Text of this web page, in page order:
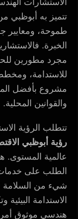
الاستشارات
تتميز به
طموحة، ومعايير
الخبرة.
مجرد مطورين
للاستدامة،
مشروع بأفضل
والقوانين المحلية.
تتطلب الرؤية
رؤية أبوظبي
عالمية المستوى.
الطلب على
شيء من السلامة
الاستدامة
هندسي موثوق أمراً